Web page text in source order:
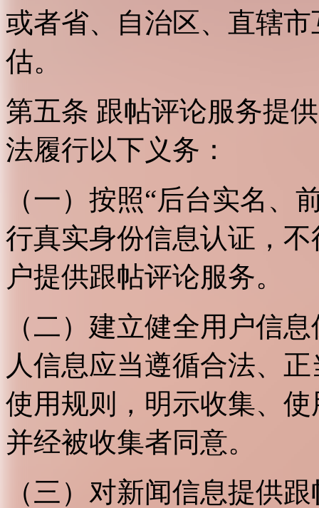
或者省、自治区、直辖
估。
第五条 跟帖评论服务提
法履行以下义务：
（一）按照“后台实名、
行真实身份信息认证，
户提供跟帖评论服务。
（二）建立健全用户信
人信息应当遵循合法、
使用规则，明示收集、
并经被收集者同意。
（三）对新闻信息提供